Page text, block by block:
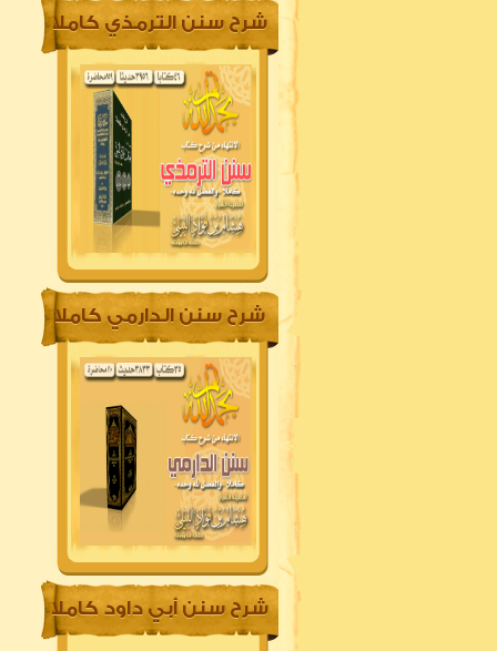
شرح سنن الترمذي كاملا
شرح سنن الدارمي كاملا
شرح سنن أبي داود كاملا